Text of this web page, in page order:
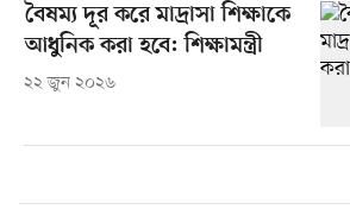
বৈষম্য দূর করে মাদ্রাসা শিক্ষাকে
আধুনিক করা হবে: শিক্ষামন্ত্রী
২২ জুন ২০২৬